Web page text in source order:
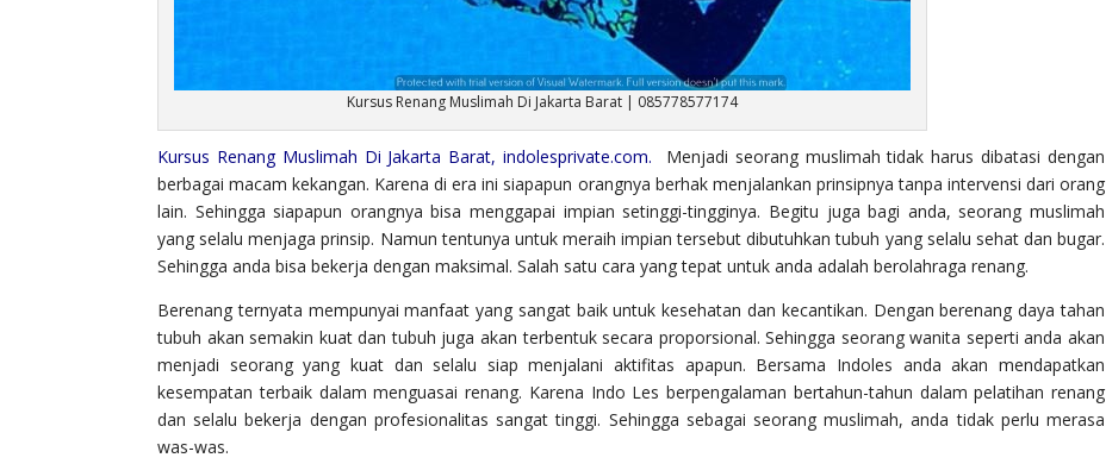
Kursus Renang Muslimah Di Jakarta Barat | 085778577174
Kursus Renang Muslimah Di Jakarta Barat, indolesprivate.com.
Menjadi seorang muslimah tidak harus dibatasi dengan
berbagai macam kekangan. Karena di era ini siapapun orangnya berhak menjalankan prinsipnya tanpa intervensi dari orang
lain. Sehingga siapapun orangnya bisa menggapai impian setinggi-tingginya. Begitu juga bagi anda, seorang muslimah
yang selalu menjaga prinsip. Namun tentunya untuk meraih impian tersebut dibutuhkan tubuh yang selalu sehat dan bugar.
Sehingga anda bisa bekerja dengan maksimal. Salah satu cara yang tepat untuk anda adalah berolahraga renang.
Berenang ternyata mempunyai manfaat yang sangat baik untuk kesehatan dan kecantikan. Dengan berenang daya tahan
tubuh akan semakin kuat dan tubuh juga akan terbentuk secara proporsional. Sehingga seorang wanita seperti anda akan
menjadi seorang yang kuat dan selalu siap menjalani aktifitas apapun. Bersama Indoles anda akan mendapatkan
kesempatan terbaik dalam menguasai renang. Karena Indo Les berpengalaman bertahun-tahun dalam pelatihan renang
dan selalu bekerja dengan profesionalitas sangat tinggi. Sehingga sebagai seorang muslimah, anda tidak perlu merasa
was-was.